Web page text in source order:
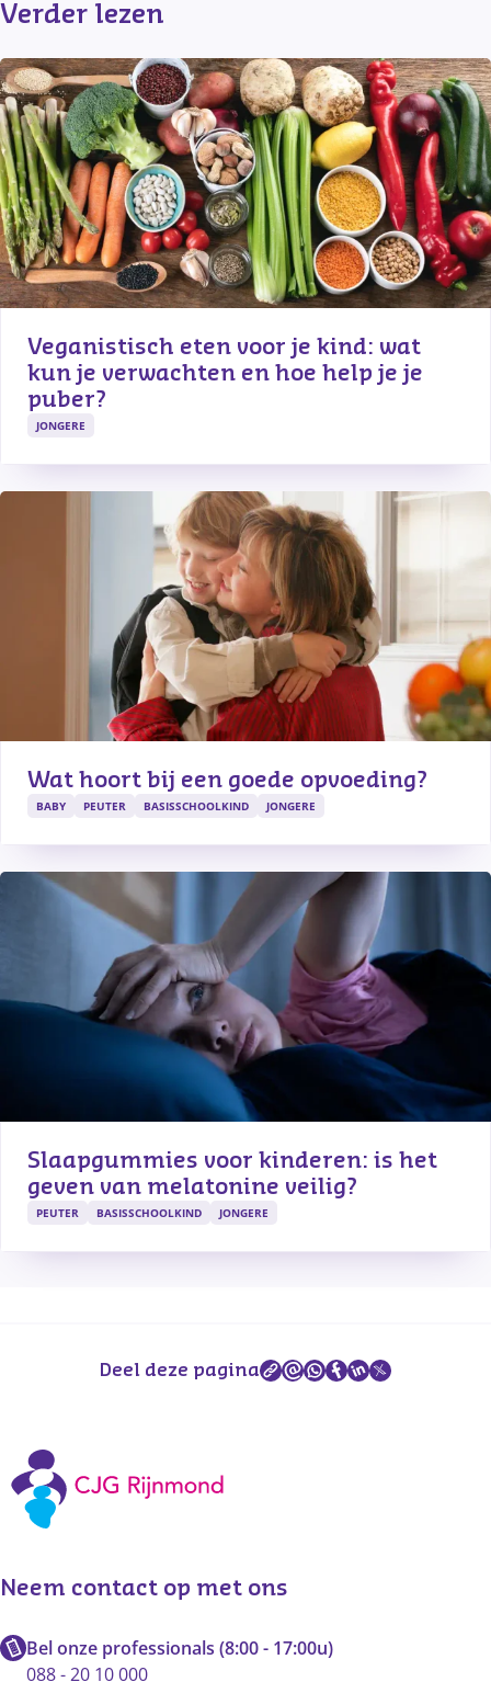
Verder lezen
Veganistisch eten voor je kind: wat
kun je verwachten en hoe help je je
puber?
JONGERE
Wat hoort bij een goede opvoeding?
BABY PEUTER BASISSCHOOLKIND JONGERE
Slaapgummies voor kinderen: is het
geven van melatonine veilig?
PEUTER BASISSCHOOLKIND JONGERE
Deel deze pagina
Neem contact op met ons
Bel onze professionals (8:00 - 17:00u)
088 - 20 10 000